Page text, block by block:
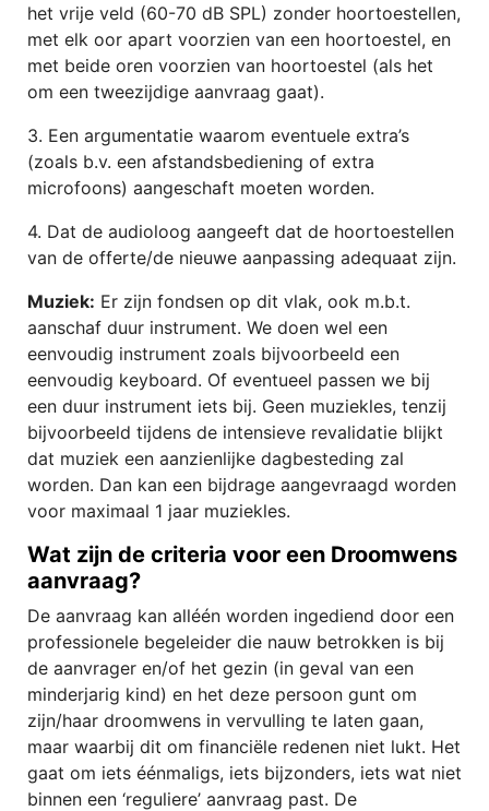
het vrije veld (60-70 dB SPL) zonder hoortoestellen,
met elk oor apart voorzien van een hoortoestel, en
met beide oren voorzien van hoortoestel (als het
om een tweezijdige aanvraag gaat).
3. Een argumentatie waarom eventuele extra’s
(zoals b.v. een afstandsbediening of extra
microfoons) aangeschaft moeten worden.
4. Dat de audioloog aangeeft dat de hoortoestellen
van de offerte/de nieuwe aanpassing adequaat zijn.
Muziek: Er zijn fondsen op dit vlak, ook m.b.t.
aanschaf duur instrument. We doen wel een
eenvoudig instrument zoals bijvoorbeeld een
eenvoudig keyboard. Of eventueel passen we bij
een duur instrument iets bij. Geen muziekles, tenzij
bijvoorbeeld tijdens de intensieve revalidatie blijkt
dat muziek een aanzienlijke dagbesteding zal
worden. Dan kan een bijdrage aangevraagd worden
voor maximaal 1 jaar muziekles.
Wat zijn de criteria voor een Droomwens
aanvraag?
De aanvraag kan alléén worden ingediend door een
professionele begeleider die nauw betrokken is bij
de aanvrager en/of het gezin (in geval van een
minderjarig kind) en het deze persoon gunt om
zijn/haar droomwens in vervulling te laten gaan,
maar waarbij dit om financiële redenen niet lukt. Het
gaat om iets éénmaligs, iets bijzonders, iets wat niet
binnen een ‘reguliere’ aanvraag past. De